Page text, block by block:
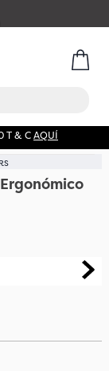
T & CAQUÍ